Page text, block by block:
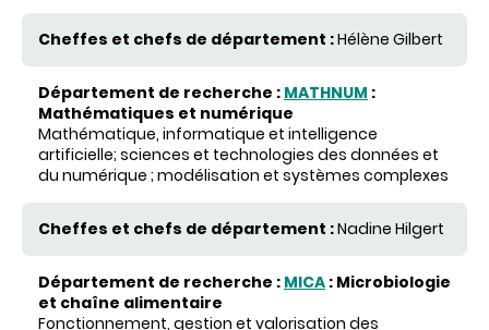
Hélène Gilbert
MATHNUM :
Mathématiques et numérique
Mathématique, informatique et intelligence
artificielle; sciences et technologies des données et
du numérique ; modélisation et systèmes complexes
Nadine Hilgert
MICA : Microbiologie
et chaîne alimentaire
Fonctionnement, gestion et valorisation des